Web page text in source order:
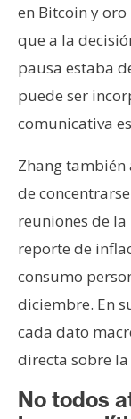
en Bitcoin y
que a la
pausa estaba
puede ser
comunicativa
Zhang
de
reuniones de
reporte de
consumo
diciembre. En
cada dato
directa sobre
No todos